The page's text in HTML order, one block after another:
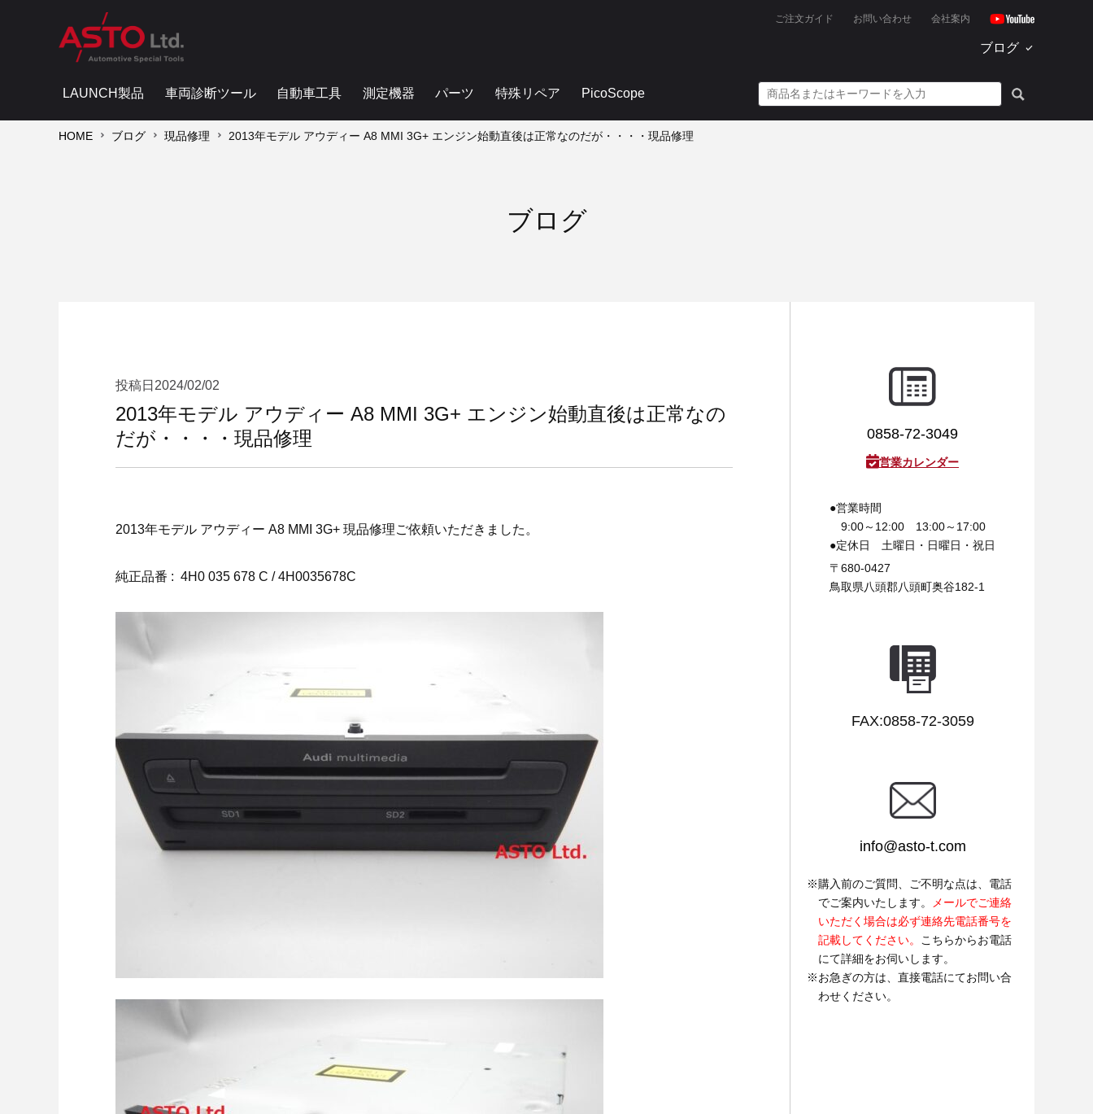
ご注文ガイド お問い合わせ 会社案内
ブログ
LAUNCH製品 車両診断ツール 自動車工具 測定機器 パーツ 特殊リペア PicoScope
HOME ブログ 現品修理 2013年モデル アウディー A8 MMI 3G+ エンジン始動直後は正常なのだが・・・・現品修理
ブログ
投稿日 2024/02/02
2013年モデル アウディー A8 MMI 3G+ エンジン始動直後は正常なの
だが・・・・現品修理
2013年モデル アウディー A8 MMI 3G+ 現品修理ご依頼いただきました。
純正品番 : 4H0 035 678 C / 4H0035678C
0858-72-3049
営業カレンダー
●営業時間
9:00～12:00 13:00～17:00
●定休日
土曜日・日曜日・祝日
〒680-0427
鳥取県八頭郡八頭町奥谷182-1
FAX:0858-72-3059
info@asto-t.com
購入前のご質問、ご不明な点は、電話
でご案内いたします。
メールでご連絡
いただく場合は必ず連絡先電話番号を
記載してください。
こちらからお電話
にて詳細をお伺いします。
お急ぎの方は、直接電話にてお問い合
わせください。